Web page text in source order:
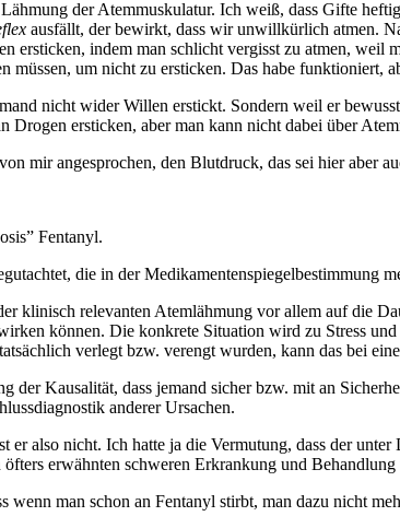
der Atemmuskulatur. Ich weiß, dass Gifte
ausfällt, der bewirkt, dass wir unwillkürlich atmen.
ersticken, indem man schlicht vergisst zu atmen,
müssen, um nicht zu ersticken. Das habe funktioniert,
nicht wider Willen erstickt. Sondern weil er
Drogen ersticken, aber man kann nicht dabei über
mir angesprochen, den Blutdruck, das sei hier aber
Fentanyl.
die in der Medikamentenspiegelbestimmung
klinisch relevanten Atemlähmung vor allem auf die
können. Die konkrete Situation wird zu Stress
verlegt bzw. verengt wurden, kann das bei
der Kausalität, dass jemand sicher bzw. mit an
anderer Ursachen.
er also nicht. Ich hatte ja die Vermutung, dass der
öfters erwähnten schweren Erkrankung und
wenn man schon an Fentanyl stirbt, man dazu nicht